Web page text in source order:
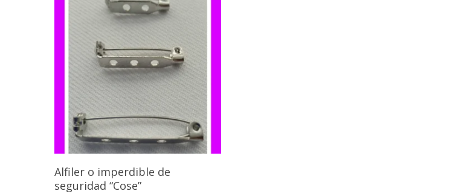
Seleccionar Opciones
Alfiler o imperdible de
seguridad “Cose”